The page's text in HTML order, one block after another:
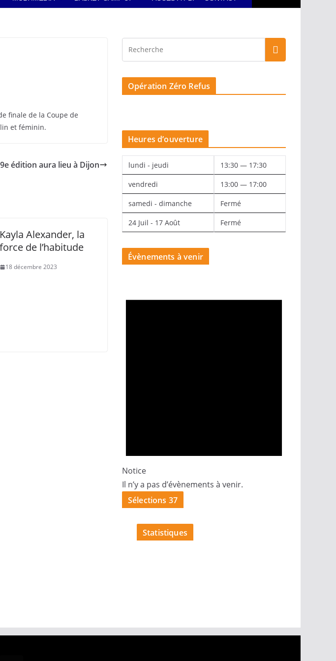
finale de la Coupe de
et féminin.
édition aura lieu à Dijon
Kayla Alexander, la
force de l’habitude
18 décembre 2023
Opération Zéro Refus
Heures d’ouverture
lundi - jeudi 13:30 — 17:30
vendredi 13:00 — 17:00
samedi - dimanche Fermé
24 Juil - 17 Août Fermé
Évènements à venir
Notice
Il n’y a pas d’évènements à venir.
Sélections 37
Statistiques